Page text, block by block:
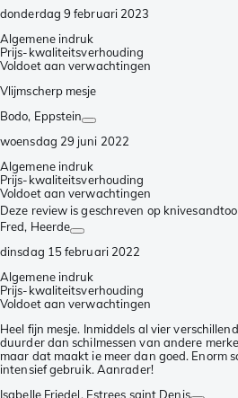
donderdag 9 februari 2023
Algemene indruk
Prijs-kwaliteitsverhouding
Voldoet aan verwachtingen
Vlijmscherp mesje
Bodo, Eppstein
woensdag 29 juni 2022
Algemene indruk
Prijs-kwaliteitsverhouding
Voldoet aan verwachtingen
Deze review is geschreven op
Fred, Heerde
dinsdag 15 februari 2022
Algemene indruk
Prijs-kwaliteitsverhouding
Voldoet aan verwachtingen
Heel fijn mesje. Inmiddels al vier
duurder dan schilmessen van andere
maar dat maakt ie meer dan goed. Enorm
intensief gebruik. Aanrader!
Isabelle Friedel, Estrees saint Denis